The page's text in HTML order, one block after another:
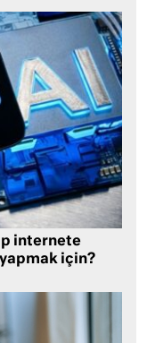
internete
için?